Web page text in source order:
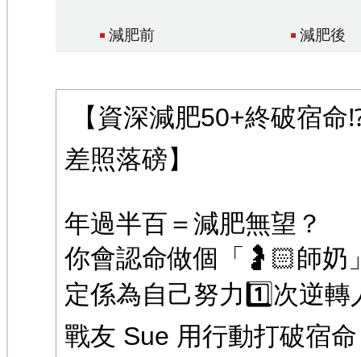
減肥前 減肥後
【資深減肥50+終破宿命
差照落磅】
年過半百＝減肥無望？
你會認命做個「🤰🏻師奶
定係為自己努力1️⃣次逆轉
戰友 Sue 用行動打破宿